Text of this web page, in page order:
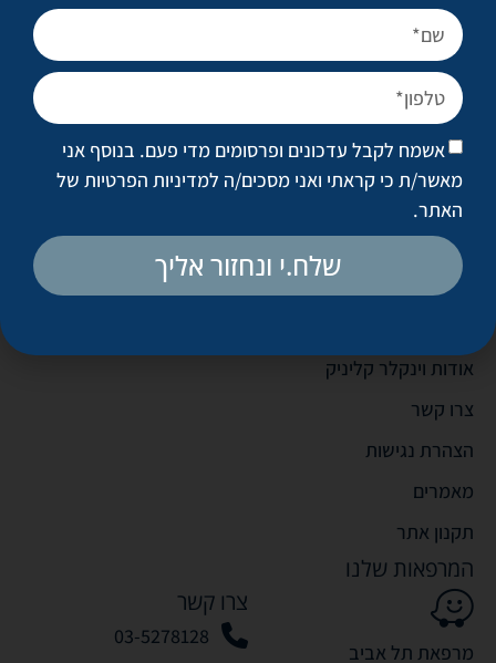
טיפול בצלקות ובצלקות אקנה
טיפולים פופולריים
הצערת עור הפנים (טיקסל)
מילוי קמטים
הזרקות בוטוקס
עיבוי שפתיים
הזרקות סקין בוסטר לפנים
הזרקות סקין בוסטר לצוואר ולמחשוף
אודות וינקלר קליניק
צרו קשר
הצהרת נגישות
מאמרים
תקנון אתר
המרפאות שלנו
מרפאת תל אביב
צרו קשר
03-5278128
אשמח לקבל עדכונים ופרסומים מדי פעם. בנוסף אני
מאשר/ת כי קראתי ואני מסכים/ה למדיניות הפרטיות של
האתר.
שלח.י ונחזור אליך